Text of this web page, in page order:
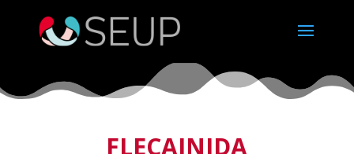
FLECAINIDA